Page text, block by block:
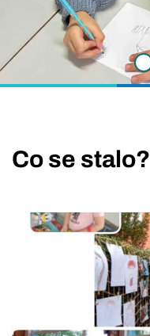
Co se stalo?